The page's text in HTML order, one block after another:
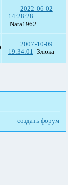
2022-06-02
14:28:28
Nata1962
2007-10-09
19:34:01 Злюка
создать форум